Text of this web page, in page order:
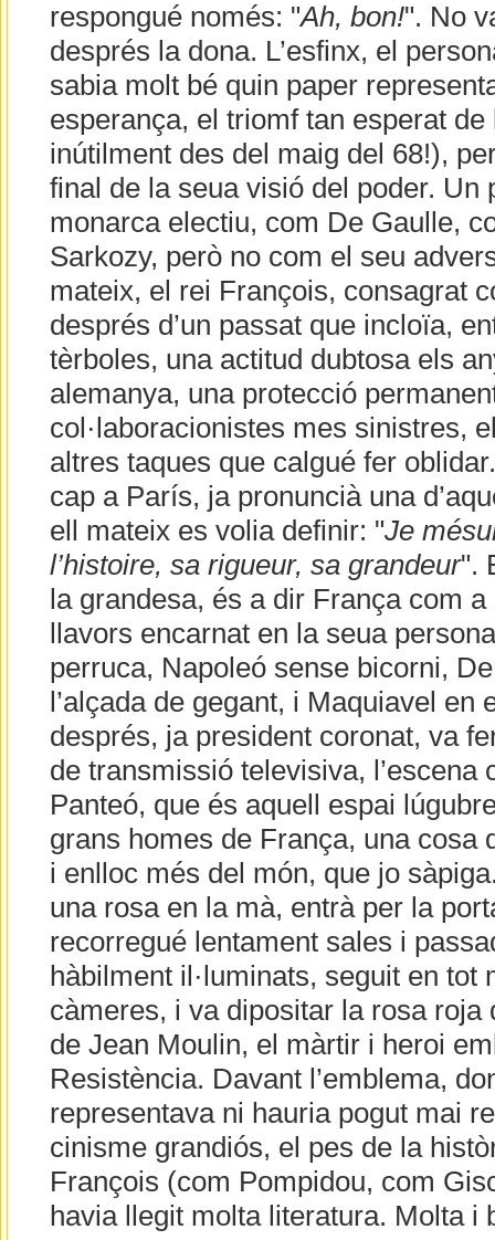
respongué només: "Ah, bon!". No
després la dona. L’esfinx, el
sabia molt bé quin paper
esperança, el triomf tan esperat de
inútilment des del maig del 68!),
final de la seua visió del poder. Un
monarca electiu, com De Gaulle,
Sarkozy, però no com el seu
mateix, el rei François, consagrat
després d’un passat que incloïa,
tèrboles, una actitud dubtosa els
alemanya, una protecció
col·laboracionistes mes sinistres,
altres taques que calgué fer
cap a París, ja pronuncià una
ell mateix es volia definir: "Je
l’histoire, sa rigueur, sa grandeur".
la grandesa, és a dir França com
llavors encarnat en la seua
perruca, Napoleó sense bicorni,
l’alçada de gegant, i Maquiavel en
després, ja president coronat, va
de transmissió televisiva, l’escena
Panteó, que és aquell espai
grans homes de França, una cosa
i enlloc més del món, que jo
una rosa en la mà, entrà per la
recorregué lentament sales i
hàbilment il·luminats, seguit en tot
càmeres, i va dipositar la rosa roja
de Jean Moulin, el màrtir i heroi
Resistència. Davant l’emblema,
representava ni hauria pogut mai
cinisme grandiós, el pes de la
François (com Pompidou, com
havia llegit molta literatura. Molta i